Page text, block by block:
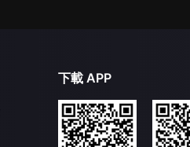
下載 APP